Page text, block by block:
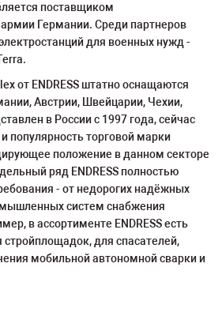
поставщиком
Германии. Среди партнеров
для военных нужд -
от ENDRESS штатно оснащаются
Австрии, Швейцарии, Чехии,
в России с 1997 года, сейчас
популярность торговой марки
положение в данном секторе
ряд ENDRESS полностью
- от недорогих надёжных
систем снабжения
в ассортименте ENDRESS есть
для спасателей,
мобильной автономной сварки и